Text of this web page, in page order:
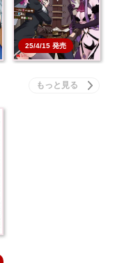
25/4/15 発売
本を買う